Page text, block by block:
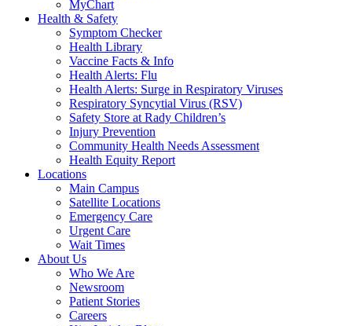
MyChart
Health & Safety
Symptom Checker
Health Library
Vaccine Facts & Info
Health Alerts: Flu
Health Alerts: Surge in Respiratory Viruses
Respiratory Syncytial Virus (RSV)
Safety Store at Rady Children’s
Injury Prevention
Community Health Needs Assessment
Health Equity Report
Locations
Main Campus
Satellite Locations
Emergency Care
Urgent Care
Wait Times
About Us
Who We Are
Newsroom
Patient Stories
Careers